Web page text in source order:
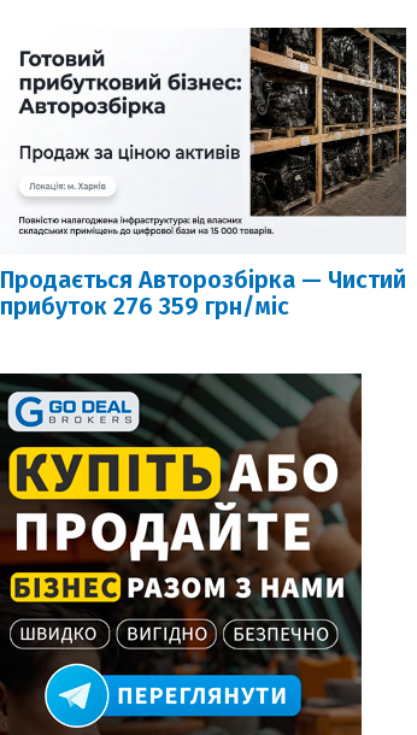
Продається Авторозбірка — Чистий
прибуток 276 359 грн/міс